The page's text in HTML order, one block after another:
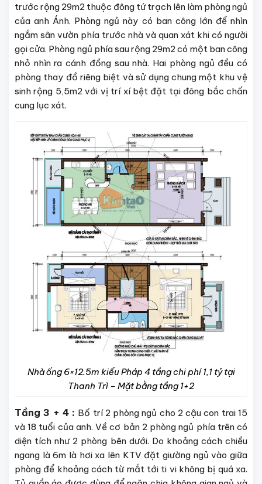
trước rộng 29m2 thuộc đông tứ trạch lên làm phòng ngủ
của anh Ánh. Phòng ngủ này có ban công lớn để nhìn
ngắm sân vườn phía trước nhà và quan xát khi có người
gọi cửa. Phòng ngủ phía sau rộng 29m2 có một ban công
nhỏ nhìn ra cánh đồng sau nhà. Hai phòng ngủ đều có
phòng thay đồ riêng biệt và sử dụng chung một khu vệ
sinh rộng 5,5m2 với vị trí xí bệt đặt tại đông bắc chấn
cung lục xát.
Nhà ống 6×12.5m kiểu Pháp 4 tầng chi phí 1,1 tỷ tại
Thanh Trì – Mặt bằng tầng 1+2
Tầng 3 + 4 : Bố trí 2 phòng ngủ cho 2 cậu con trai 15
và 18 tuổi của anh. Về cơ bản 2 phòng ngủ phía trên có
diện tích như 2 phòng bên dưới. Do khoảng cách chiều
ngang là 6m là hơi xa lên KTV đặt giường ngủ vào giữa
phòng để khoảng cách từ mắt tới ti vi không bị quá xa.